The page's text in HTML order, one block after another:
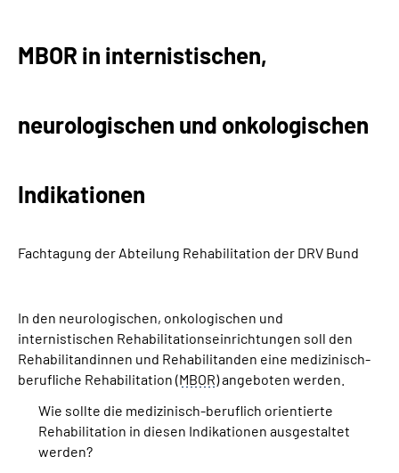
Suche
Leichte Sprache
Mein Kundenportal
MBOR in internistischen,
neurologischen und onkologischen
Indikationen
Fachtagung der Abteilung Rehabilitation der DRV Bund
In den neurologischen, onkologischen und
internistischen Rehabilitationseinrichtungen soll den
Rehabilitandinnen und Rehabilitanden eine medizinisch-
berufliche Rehabilitation (MBOR) angeboten werden.
Wie sollte die medizinisch-beruflich orientierte
Rehabilitation in diesen Indikationen ausgestaltet
werden?